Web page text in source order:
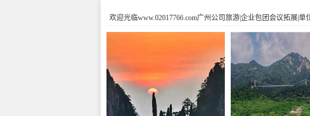
欢迎光临www.02017766.com广州公司旅游|企业包团会议拓展|